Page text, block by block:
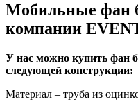
Мобильные фан
компании
У нас можно купить фан
следующей конструкции:
Материал – труба из